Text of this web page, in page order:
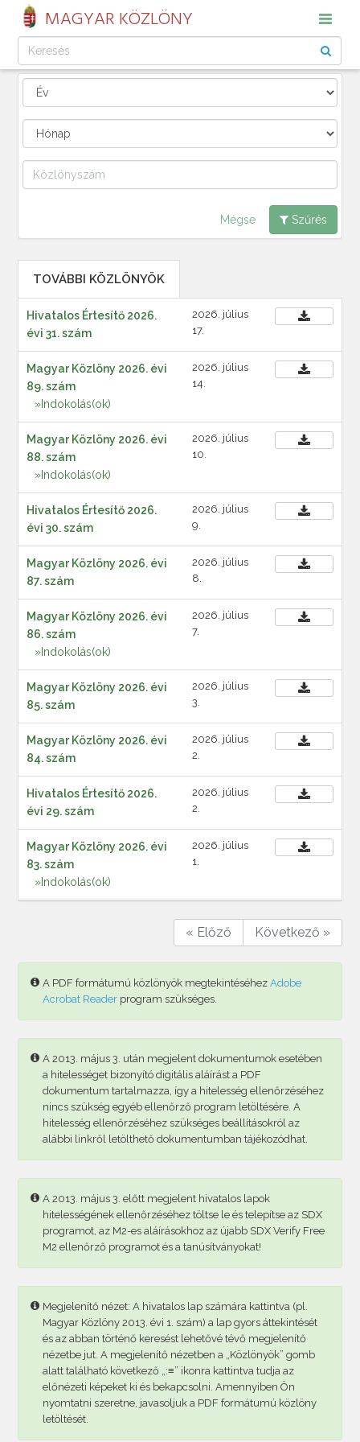
MAGYAR KÖZLÖNY
Mégse Szűrés
TOVÁBBI KÖZLÖNYÖK
Hivatalos Értesítő 2026.
évi 31. szám
2026. július
17.
Magyar Közlöny 2026. évi
89. szám
»Indokolás(ok)
2026. július
14.
Magyar Közlöny 2026. évi
88. szám
»Indokolás(ok)
2026. július
10.
Hivatalos Értesítő 2026.
évi 30. szám
2026. július
9.
Magyar Közlöny 2026. évi
87. szám
2026. július
8.
Magyar Közlöny 2026. évi
86. szám
»Indokolás(ok)
2026. július
7.
Magyar Közlöny 2026. évi
85. szám
2026. július
3.
Magyar Közlöny 2026. évi
84. szám
2026. július
2.
Hivatalos Értesítő 2026.
évi 29. szám
2026. július
2.
Magyar Közlöny 2026. évi
83. szám
»Indokolás(ok)
2026. július
1.
« Előző Következő »
A PDF formátumú közlönyök megtekintéséhezAdobe
Acrobat Reader program szükséges.
A 2013. május 3. után megjelent dokumentumok esetében
a hitelességet bizonyító digitális aláírást a PDF
dokumentum tartalmazza, így a hitelesség ellenőrzéséhez
nincs szükség egyéb ellenőrző program letöltésére. A
hitelesség ellenőrzéséhez szükséges beállításokról az
alábbi linkről letölthető dokumentumban tájékozódhat.
A 2013. május 3. előtt megjelent hivatalos lapok
hitelességének ellenőrzéséhez töltse le és telepítse az SDX
programot, az M2-es aláírásokhoz az újabb SDX Verify Free
M2 ellenőrző programot és a tanúsítványokat!
Megjelenítő nézet: A hivatalos lap számára kattintva (pl.
Magyar Közlöny 2013. évi 1. szám) a lap gyors áttekintését
és az abban történő keresést lehetővé tévő megjelenítő
nézetbe jut. A megjelenítő nézetben a „Közlönyök” gomb
alatt található következő „:≡” ikonra kattintva tudja az
előnézeti képeket ki és bekapcsolni. Amennyiben Ön
nyomtatni szeretne, javasoljuk a PDF formátumú közlöny
letöltését.